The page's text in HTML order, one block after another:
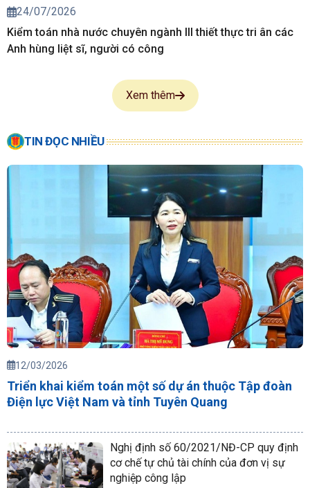
24/07/2026
Kiểm toán nhà nước chuyên ngành III thiết thực tri ân các
Anh hùng liệt sĩ, người có công
Xem thêm
TIN ĐỌC NHIỀU
12/03/2026
Triển khai kiểm toán một số dự án thuộc Tập đoàn
Điện lực Việt Nam và tỉnh Tuyên Quang
Nghị định số 60/2021/NĐ-CP quy định
cơ chế tự chủ tài chính của đơn vị sự
nghiệp công lập